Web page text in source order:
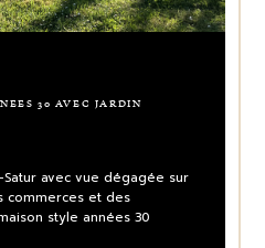
30 AVEC JARDIN
avec vue dégagée sur
commerces et des
style années 30